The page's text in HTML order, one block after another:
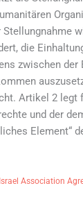
die
zwischen der
Artikel 2 legt
und der
Element“
Association